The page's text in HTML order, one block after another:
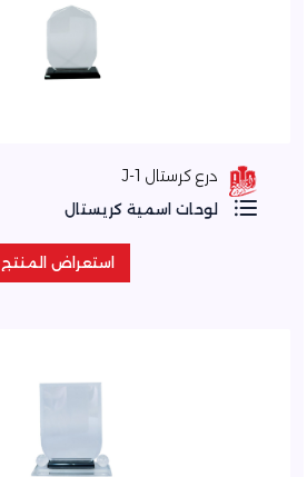
درع كرستال J-1
لوحات اسمية كريستال
استعراض المنتج
استعراض المنتج